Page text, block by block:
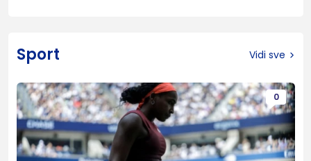
Sport Vidi sve
0